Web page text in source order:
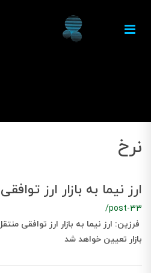
نرخ
ارز نیما به بازار ارز
/post-33
فرزین: ارز نیما به بازار ارز توافقی
بازار تعیین خواهد شد